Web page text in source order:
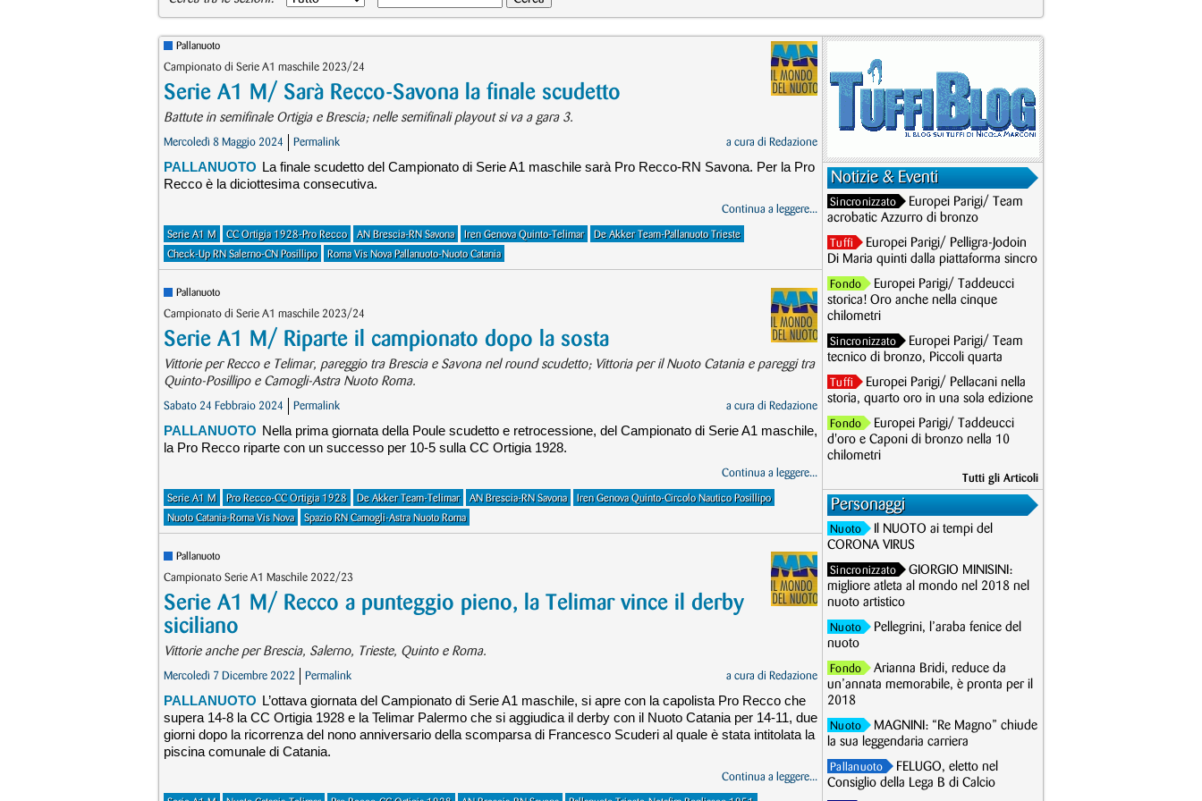
Pallanuoto
Campionato di Serie A1 maschile 2023/24
Serie A1 M/ Sarà Recco-Savona la finale scudetto
Battute in semifinale Ortigia e Brescia; nelle semifinali playout si va a gara 3.
Mercoledì 8 Maggio 2024 Permalink a cura di Redazione
PALLANUOTO La finale scudetto del Campionato di Serie A1 maschile sarà Pro Recco-RN Savona. Per la Pro
Recco è la diciottesima consecutiva.
Continua a leggere...
Serie A1 M CC Ortigia 1928-Pro Recco AN Brescia-RN Savona Iren Genova Quinto-Telimar
De Akker Team-Pallanuoto Trieste
Check-Up RN Salerno-CN Posillipo
Roma Vis Nova Pallanuoto-Nuoto Catania
Pallanuoto
Campionato di Serie A1 maschile 2023/24
Serie A1 M/ Riparte il campionato dopo la sosta
Vittorie per Recco e Telimar, pareggio tra Brescia e Savona nel round scudetto; Vittoria per il Nuoto Catania e pareggi tra
Quinto-Posillipo e Camogli-Astra Nuoto Roma.
Sabato 24 Febbraio 2024 Permalink a cura di Redazione
PALLANUOTO Nella prima giornata della Poule scudetto e retrocessione, del Campionato di Serie A1 maschile,
la Pro Recco riparte con un successo per 10-5 sulla CC Ortigia 1928.
Continua a leggere...
Serie A1 M Pro Recco-CC Ortigia 1928 De Akker Team-Telimar AN Brescia-RN Savona
Iren Genova Quinto-Circolo Nautico Posillipo
Nuoto Catania-Roma Vis Nova
Spazio RN Camogli-Astra Nuoto Roma
Pallanuoto
Campionato Serie A1 Maschile 2022/23
Serie A1 M/ Recco a punteggio pieno, la Telimar vince il derby
siciliano
Vittorie anche per Brescia, Salerno, Trieste, Quinto e Roma.
Mercoledì 7 Dicembre 2022 Permalink a cura di Redazione
PALLANUOTO L’ottava giornata del Campionato di Serie A1 maschile, si apre con la capolista Pro Recco che
supera 14-8 la CC Ortigia 1928 e la Telimar Palermo che si aggiudica il derby con il Nuoto Catania per 14-11, due
giorni dopo la ricorrenza del nono anniversario della scomparsa di Francesco Scuderi al quale è stata intitolata la
piscina comunale di Catania.
Continua a leggere...
Notizie & Eventi
Sincronizzato
Europei Parigi/ Team
acrobatic Azzurro di bronzo
Tuffi
Europei Parigi/ Pelligra-Jodoin
Di Maria quinti dalla piattaforma sincro
Fondo
Europei Parigi/ Taddeucci
storica! Oro anche nella cinque
chilometri
Sincronizzato
Europei Parigi/ Team
tecnico di bronzo, Piccoli quarta
Tuffi
Europei Parigi/ Pellacani nella
storia, quarto oro in una sola edizione
Fondo
Europei Parigi/ Taddeucci
d'oro e Caponi di bronzo nella 10
chilometri
Tutti gli Articoli
Personaggi
Nuoto
Il NUOTO ai tempi del
CORONA VIRUS
Sincronizzato
GIORGIO MINISINI:
migliore atleta al mondo nel 2018 nel
nuoto artistico
Nuoto
Pellegrini, l’araba fenice del
nuoto
Fondo
Arianna Bridi, reduce da
un’annata memorabile, è pronta per il
2018
Nuoto
MAGNINI: “Re Magno” chiude
la sua leggendaria carriera
Pallanuoto
FELUGO, eletto nel
Consiglio della Lega B di Calcio